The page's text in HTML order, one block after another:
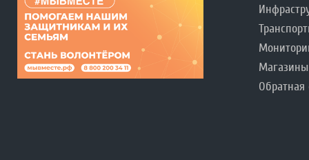
Магазины
Обратная